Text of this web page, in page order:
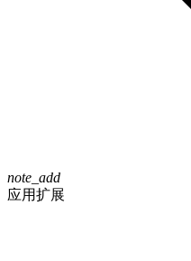
note_add
应用扩展